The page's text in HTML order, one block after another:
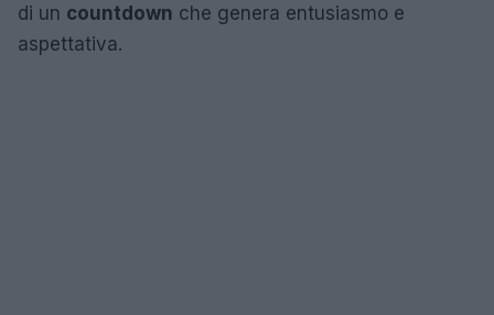
di un countdown che genera entusiasmo e
aspettativa.